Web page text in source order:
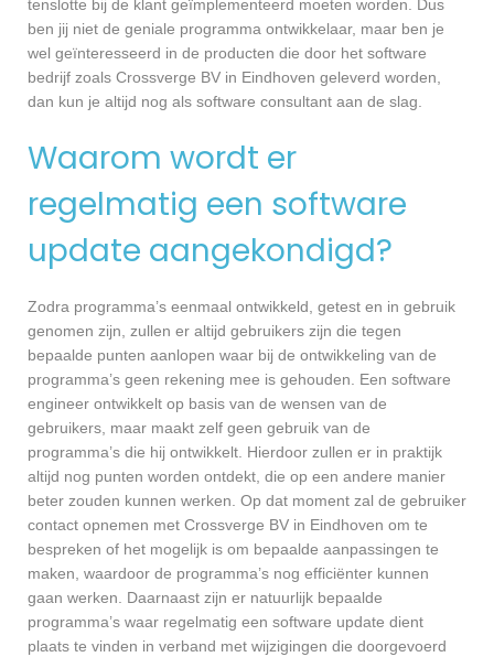
tenslotte bij de klant geïmplementeerd moeten worden. Dus
ben jij niet de geniale programma ontwikkelaar, maar ben je
wel geïnteresseerd in de producten die door het software
bedrijf zoals Crossverge BV in Eindhoven geleverd worden,
dan kun je altijd nog als software consultant aan de slag.
Waarom wordt er
regelmatig een software
update aangekondigd?
Zodra programma’s eenmaal ontwikkeld, getest en in gebruik
genomen zijn, zullen er altijd gebruikers zijn die tegen
bepaalde punten aanlopen waar bij de ontwikkeling van de
programma’s geen rekening mee is gehouden. Een software
engineer ontwikkelt op basis van de wensen van de
gebruikers, maar maakt zelf geen gebruik van de
programma’s die hij ontwikkelt. Hierdoor zullen er in praktijk
altijd nog punten worden ontdekt, die op een andere manier
beter zouden kunnen werken. Op dat moment zal de gebruiker
contact opnemen met Crossverge BV in Eindhoven om te
bespreken of het mogelijk is om bepaalde aanpassingen te
maken, waardoor de programma’s nog efficiënter kunnen
gaan werken. Daarnaast zijn er natuurlijk bepaalde
programma’s waar regelmatig een software update dient
plaats te vinden in verband met wijzigingen die doorgevoerd